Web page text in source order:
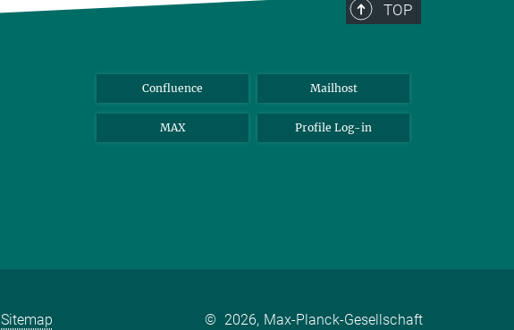
TOP
Confluence Mailhost
MAX Profile Log-in
Sitemap © 2026, Max-Planck-Gesellschaft